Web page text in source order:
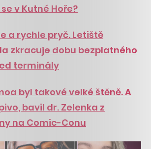
v Kutné Hoře?
a rychle pryč. Letiště
zkracuje dobu bezplatného
terminály
byl takové velké štěně. A
bavil dr. Zelenka z
na Comic-Conu